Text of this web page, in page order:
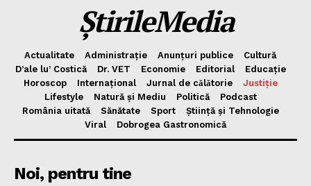
ȘtirileMedia
Actualitate Administrație Anunțuri publice
Cultură
D’ale lu’ Costică
Dr. VET Economie Editorial
Educație
Horoscop
Internațional Jurnal de cǎlǎtorie
Justiție
Lifestyle
Natură și Mediu Politică
Podcast
România uitată
Sănătate Sport
Știință și Tehnologie
Viral
Dobrogea Gastronomică
Noi, pentru tine